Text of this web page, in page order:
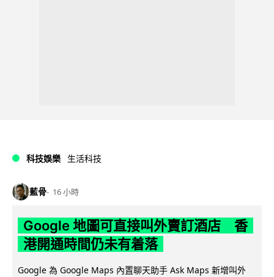
科技娛樂 生活科技
藍骨 16 小時
Google 地圖可直接叫外賣訂酒店 香
港開通時間仍未有着落
Google 為 Google Maps 內置聊天助手 Ask Maps 新增叫外